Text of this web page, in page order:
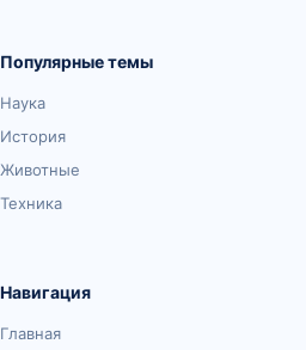
Популярные темы
Наука
История
Животные
Техника
Навигация
Главная